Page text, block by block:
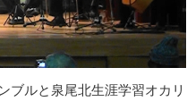
ブルと泉尾北生涯学習オカリ